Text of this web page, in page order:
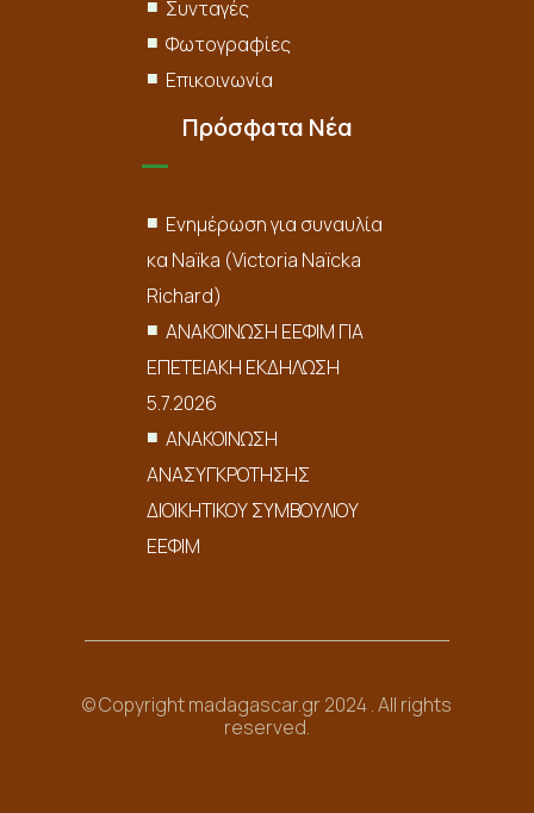
Συνταγές
Φωτογραφίες
Επικοινωνία
Πρόσφατα Νέα
Ενημέρωση για συναυλία
κα Naïka (Victoria Naïcka
Richard)
ΑΝΑΚΟΙΝΩΣΗ ΕΕΦΙΜ ΓΙΑ
ΕΠΕΤΕΙΑΚΗ ΕΚΔΗΛΩΣΗ
5.7.2026
ΑΝΑΚΟΙΝΩΣΗ
ΑΝΑΣΥΓΚΡΟΤΗΣΗΣ
ΔΙΟΙΚΗΤΙΚΟΥ ΣΥΜΒΟΥΛΙΟΥ
ΕΕΦΙΜ
© Copyright madagascar.gr 2024 . All rights
reserved.